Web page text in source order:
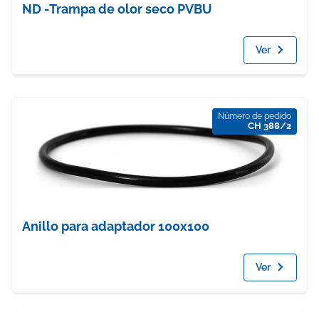
ND -Trampa de olor seco PVBU
Ver
Número de pedido
CH 388/2
Anillo para adaptador 100x100
Ver